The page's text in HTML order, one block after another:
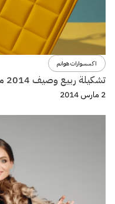
اكسسوارات هوانم
تشكيلة ربيع وصيف 2014 من حقائب اليد
2 مارس 2014